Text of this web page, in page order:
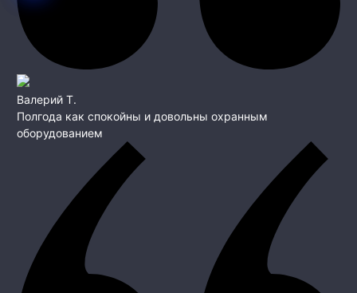
Валерий Т.
Полгода как спокойны и довольны охранным
оборудованием